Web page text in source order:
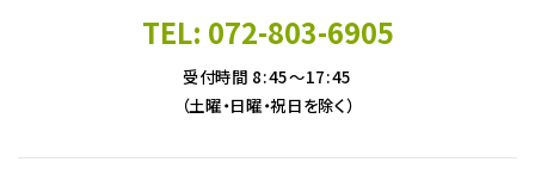
TEL: 072-803-6905
受付時間 8:45～17:45
（土曜・日曜・祝日を除く）